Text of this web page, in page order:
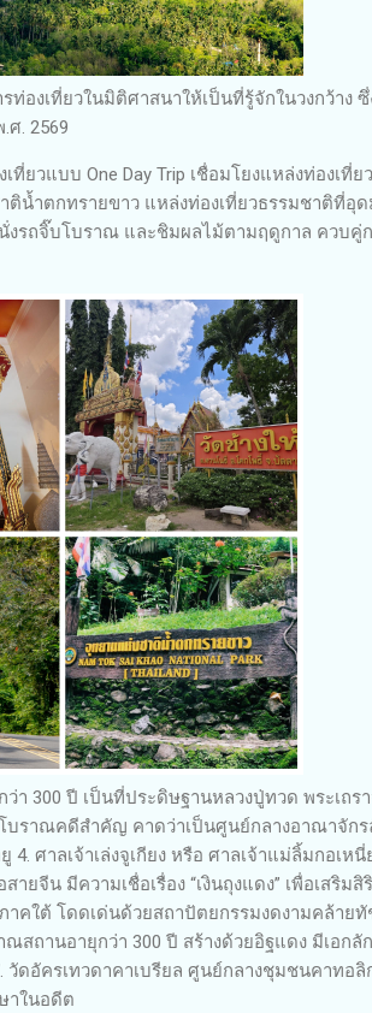
งเที่ยวในมิติศาสนาให้เป็นที่รู้จักในวงกว้าง ซึ่
. 2569
ยวแบบ One Day Trip เชื่อมโยงแหล่งท่องเที่
น้ำตกทรายขาว แหล่งท่องเที่ยวธรรมชาติที่อุ
งรถจิ๊บโบราณ และชิมผลไม้ตามฤดูกาล ควบคู่
า 300 ปี เป็นที่ประดิษฐานหลวงปู่ทวด พระเถร
ราณคดีสำคัญ คาดว่าเป็นศูนย์กลางอาณาจักร
ศาลเจ้าเล่งจูเกียง หรือ ศาลเจ้าแม่ลิ้มกอเหนี่
จีน มีความเชื่อเรื่อง “เงินถุงแดง” เพื่อเสริม
คใต้ โดดเด่นด้วยสถาปัตยกรรมงดงามคล้าย
สถานอายุกว่า 300 ปี สร้างด้วยอิฐแดง มีเอก
ดอัครเทวดาคาเบรียล ศูนย์กลางชุมชนคาทอ
าในอดีต